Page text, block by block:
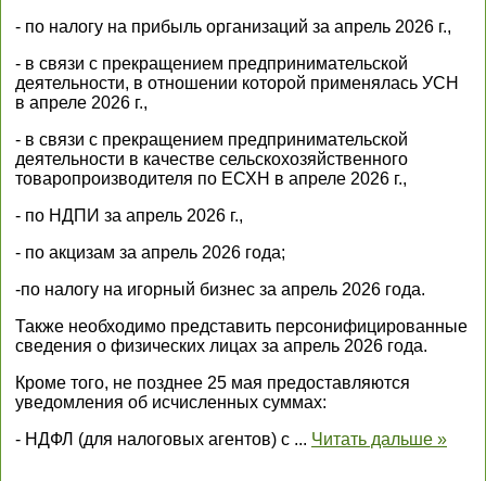
- по налогу на прибыль организаций за апрель 2026 г.,
- в связи с прекращением предпринимательской
деятельности, в отношении которой применялась УСН
в апреле 2026 г.,
- в связи с прекращением предпринимательской
деятельности в качестве сельскохозяйственного
товаропроизводителя по ЕСХН в апреле 2026 г.,
- по НДПИ за апрель 2026 г.,
- по акцизам за апрель 2026 года;
-по налогу на игорный бизнес за апрель 2026 года.
Также необходимо представить персонифицированные
сведения о физических лицах за апрель 2026 года.
Кроме того, не позднее 25 мая предоставляются
уведомления об исчисленных суммах:
- НДФЛ (для налоговых агентов) с ... Читать дальше »